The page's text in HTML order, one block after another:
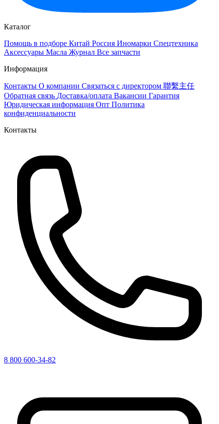
Каталог
Помощь в подборе Китай Россия Иномарки Спецтехника
Аксессуары Масла Журнал Все запчасти
Информация
Контакты О компании Связаться с директором 聯繫主任
Обратная связь Доставка/оплата Вакансии Гарантия
Юридическая информация Опт Политика
конфиденциальности
Контакты
8 800 600-34-82